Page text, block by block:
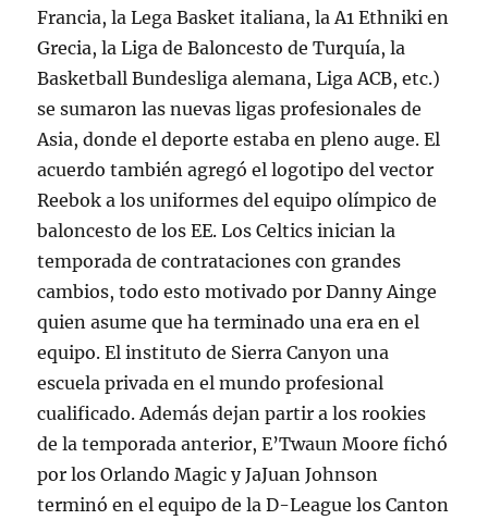
Francia, la Lega Basket italiana, la A1 Ethniki en
Grecia, la Liga de Baloncesto de Turquía, la
Basketball Bundesliga alemana, Liga ACB, etc.)
se sumaron las nuevas ligas profesionales de
Asia, donde el deporte estaba en pleno auge. El
acuerdo también agregó el logotipo del vector
Reebok a los uniformes del equipo olímpico de
baloncesto de los EE. Los Celtics inician la
temporada de contrataciones con grandes
cambios, todo esto motivado por Danny Ainge
quien asume que ha terminado una era en el
equipo. El instituto de Sierra Canyon una
escuela privada en el mundo profesional
cualificado. Además dejan partir a los rookies
de la temporada anterior, E’Twaun Moore fichó
por los Orlando Magic y JaJuan Johnson
terminó en el equipo de la D-League los Canton